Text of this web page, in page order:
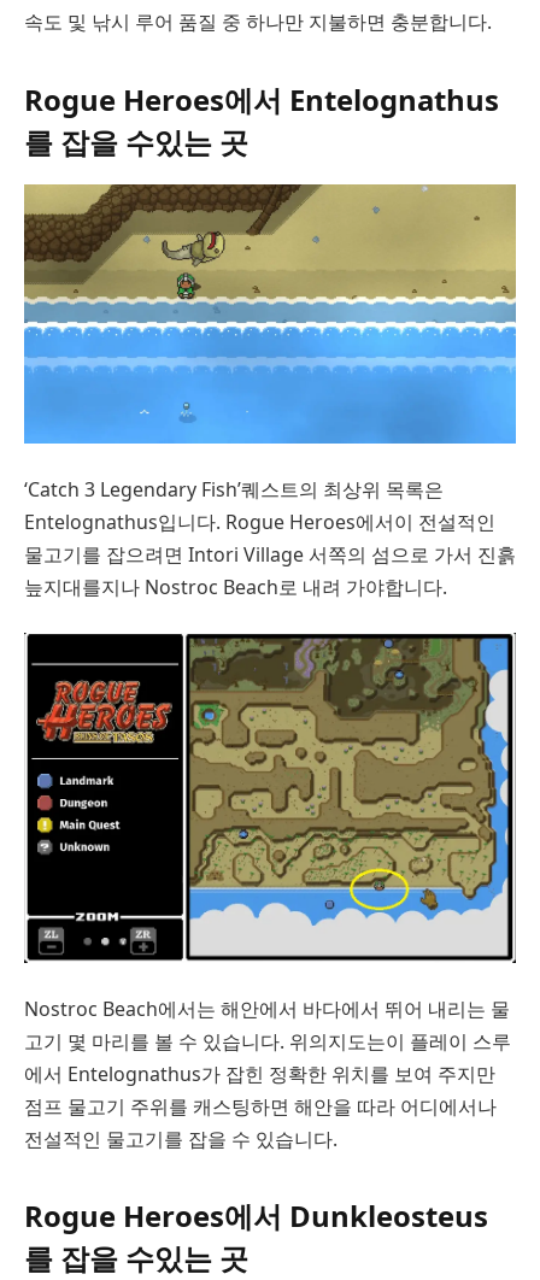
속도 및 낚시 루어 품질 중 하나만 지불하면 충분합니다.
Rogue Heroes에서 Entelognathus
를 잡을 수있는 곳
‘Catch 3 Legendary Fish’퀘스트의 최상위 목록은
Entelognathus입니다. Rogue Heroes에서이 전설적인
물고기를 잡으려면 Intori Village 서쪽의 섬으로 가서 진흙
늪지대를지나 Nostroc Beach로 내려 가야합니다.
Nostroc Beach에서는 해안에서 바다에서 뛰어 내리는 물
고기 몇 마리를 볼 수 있습니다. 위의지도는이 플레이 스루
에서 Entelognathus가 잡힌 정확한 위치를 보여 주지만
점프 물고기 주위를 캐스팅하면 해안을 따라 어디에서나
전설적인 물고기를 잡을 수 있습니다.
Rogue Heroes에서 Dunkleosteus
를 잡을 수있는 곳